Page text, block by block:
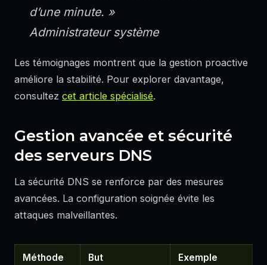
d’une minute. »
Administrateur système
Les témoignages montrent que la gestion proactive
améliore la stabilité. Pour explorer davantage,
consultez cet article spécialisé.
Gestion avancée et sécurité
des serveurs DNS
La sécurité DNS se renforce par des mesures
avancées. La configuration soignée évite les
attaques malveillantes.
Méthode But Exemple